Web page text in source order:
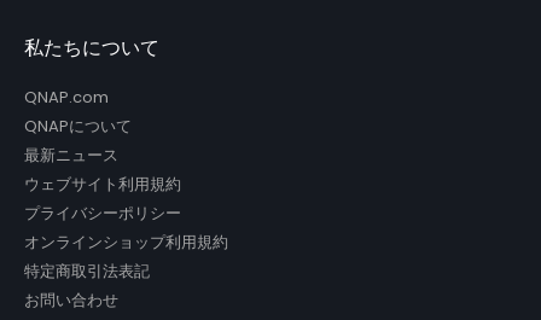
私たちについて
QNAP.com
QNAPについて
最新ニュース
ウェブサイト利用規約
プライバシーポリシー
オンラインショップ利用規約
特定商取引法表記
お問い合わせ